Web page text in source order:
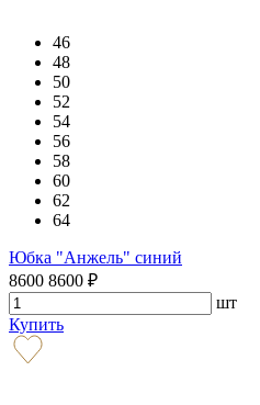
46
48
50
52
54
56
58
60
62
64
Юбка "Анжель" синий
8600 8600 ₽
шт
Купить